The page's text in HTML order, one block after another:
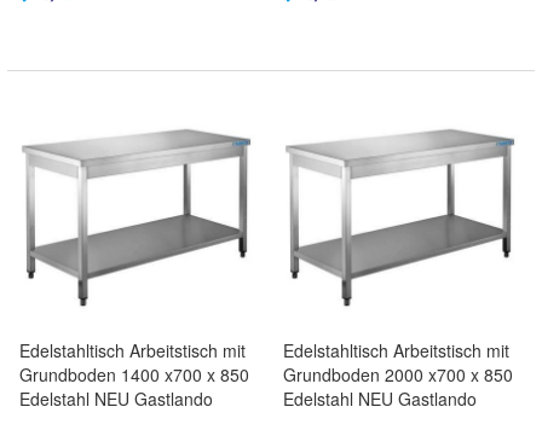
Edelstahltisch Arbeitstisch mit
Grundboden 1400 x700 x 850
Edelstahl NEU Gastlando
Edelstahltisch Arbeitstisch mit
Grundboden 2000 x700 x 850
Edelstahl NEU Gastlando